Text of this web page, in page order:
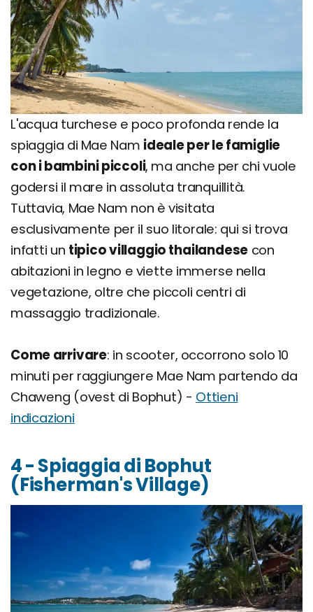
L'acqua turchese e poco profonda rende la
spiaggia di Mae Nam ideale per le famiglie
con i bambini piccoli, ma anche per chi vuole
godersi il mare in assoluta tranquillità.
Tuttavia, Mae Nam non è visitata
esclusivamente per il suo litorale: qui si trova
infatti un tipico villaggio thailandese con
abitazioni in legno e viette immerse nella
vegetazione, oltre che piccoli centri di
massaggio tradizionale.
Come arrivare: in scooter, occorrono solo 10
minuti per raggiungere Mae Nam partendo da
Chaweng (ovest di Bophut) - Ottieni
indicazioni
4 - Spiaggia di Bophut
(Fisherman's Village)